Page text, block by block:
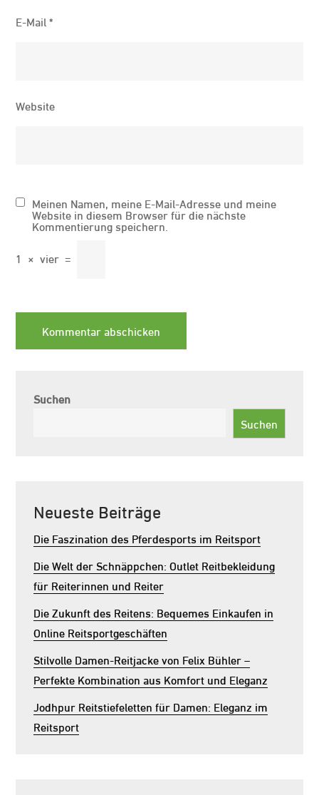
E-Mail*
Website
Meinen Namen, meine E-Mail-Adresse und meine
Website in diesem Browser für die nächste
Kommentierung speichern.
1 × vier =
Suchen
Suchen
Neueste Beiträge
Die Faszination des Pferdesports im Reitsport
Die Welt der Schnäppchen: Outlet Reitbekleidung
für Reiterinnen und Reiter
Die Zukunft des Reitens: Bequemes Einkaufen in
Online Reitsportgeschäften
Stilvolle Damen-Reitjacke von Felix Bühler –
Perfekte Kombination aus Komfort und Eleganz
Jodhpur Reitstiefeletten für Damen: Eleganz im
Reitsport